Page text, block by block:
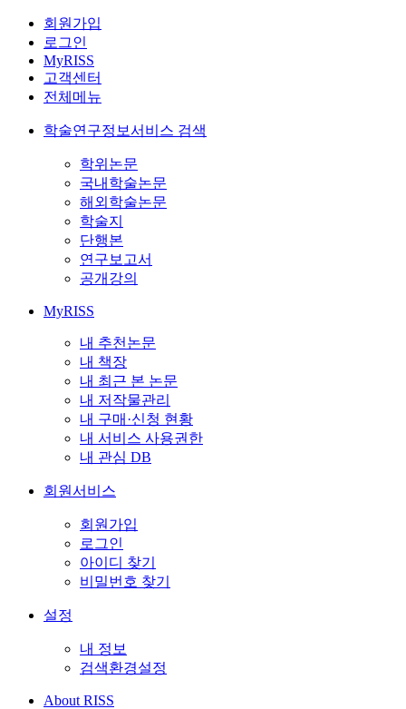
회원가입
로그인
MyRISS
고객센터
전체메뉴
학술연구정보서비스 검색
학위논문
국내학술논문
해외학술논문
학술지
단행본
연구보고서
공개강의
MyRISS
내 추천논문
내 책장
내 최근 본 논문
내 저작물관리
내 구매·신청 현황
내 서비스 사용권한
내 관심 DB
회원서비스
회원가입
로그인
아이디 찾기
비밀번호 찾기
설정
내 정보
검색환경설정
About RISS